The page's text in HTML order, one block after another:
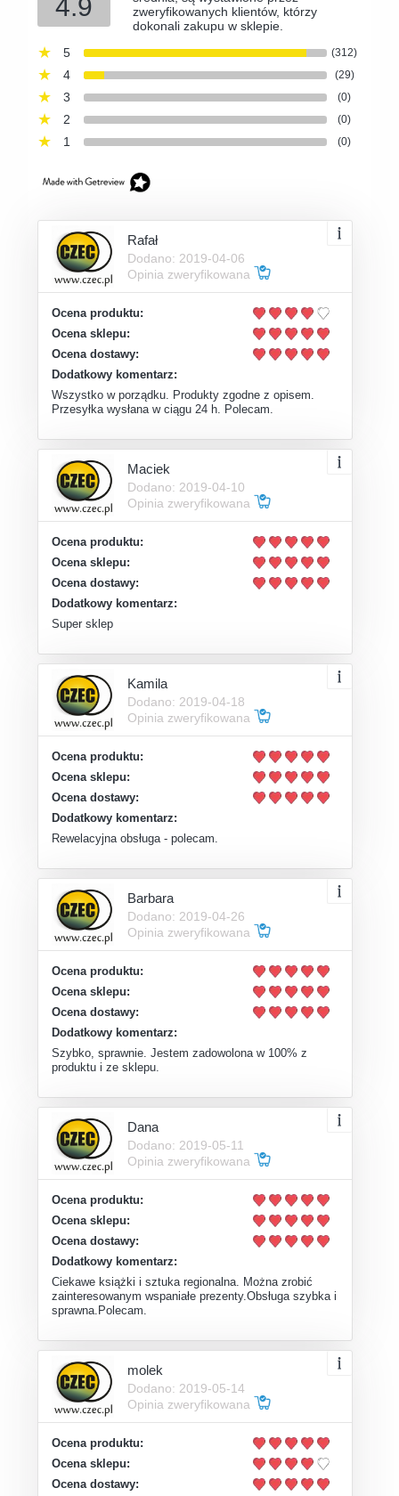
4.9
zweryfikowanych klientów, którzy
dokonali zakupu w sklepie.
5
(312)
4 (29)
3 (0)
2 (0)
1 (0)
Rafał
Dodano: 2019-04-06
Opinia zweryfikowana
Ocena produktu:
Ocena sklepu:
Ocena dostawy:
Dodatkowy komentarz:
Wszystko w porządku. Produkty zgodne z opisem.
Przesyłka wysłana w ciągu 24 h. Polecam.
Maciek
Dodano: 2019-04-10
Opinia zweryfikowana
Ocena produktu:
Ocena sklepu:
Ocena dostawy:
Dodatkowy komentarz:
Super sklep
Kamila
Dodano: 2019-04-18
Opinia zweryfikowana
Ocena produktu:
Ocena sklepu:
Ocena dostawy:
Dodatkowy komentarz:
Rewelacyjna obsługa - polecam.
Barbara
Dodano: 2019-04-26
Opinia zweryfikowana
Ocena produktu:
Ocena sklepu:
Ocena dostawy:
Dodatkowy komentarz:
Szybko, sprawnie. Jestem zadowolona w 100% z
produktu i ze sklepu.
Dana
Dodano: 2019-05-11
Opinia zweryfikowana
Ocena produktu:
Ocena sklepu:
Ocena dostawy:
Dodatkowy komentarz:
Ciekawe książki i sztuka regionalna. Można zrobić
zainteresowanym wspaniałe prezenty.Obsługa szybka i
sprawna.Polecam.
molek
Dodano: 2019-05-14
Opinia zweryfikowana
Ocena produktu:
Ocena sklepu:
Ocena dostawy: